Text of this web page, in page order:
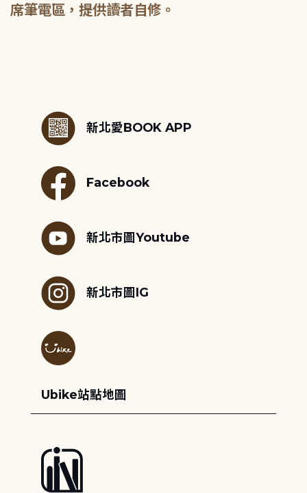
席筆電區，提供讀者自修。
新北愛BOOK APP
Facebook
新北市圖Youtube
新北市圖IG
Ubike站點地圖